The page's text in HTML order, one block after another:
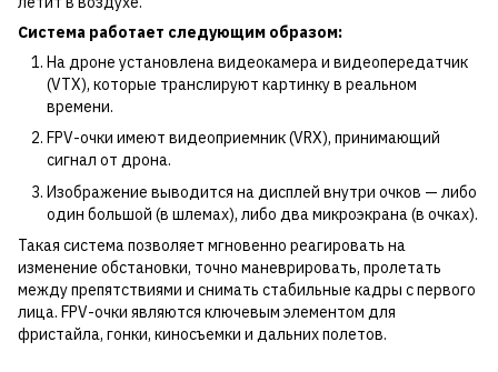
Система работает следующим образом:
На дроне установлена видеокамера и видеопередатчик
(VTX), которые транслируют картинку в реальном
времени.
FPV-очки имеют видеоприемник (VRX), принимающий
сигнал от дрона.
Изображение выводится на дисплей внутри очков — либо
один большой (в шлемах), либо два микроэкрана (в очках).
Такая система позволяет мгновенно реагировать на
изменение обстановки, точно маневрировать, пролетать
между препятствиями и снимать стабильные кадры с первого
лица. FPV-очки являются ключевым элементом для
фристайла, гонки, киносъемки и дальних полетов.